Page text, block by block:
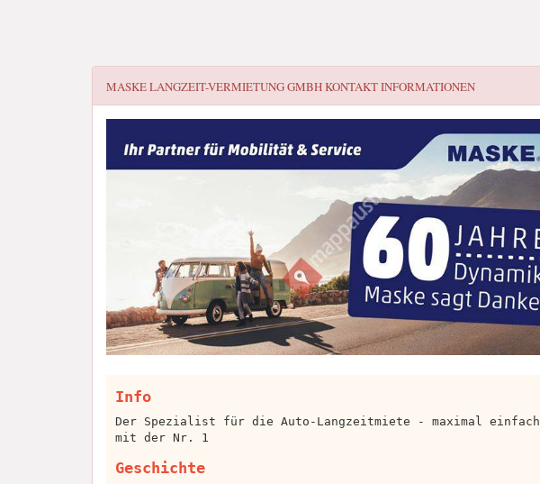
MASKE LANGZEIT-VERMIETUNG GMBHKONTAKT INFORMATIONEN
Info
Der Spezialist für die Auto-Langzeitmiete - maximal einfach
mit der Nr. 1
Geschichte